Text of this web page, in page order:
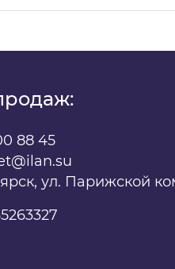
88 45
ул. Парижской